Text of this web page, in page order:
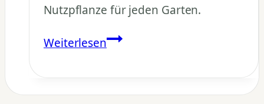
Nutzpflanze für jeden Garten.
WeiterlesenKapuzinerkresse
–
Tropaeolum